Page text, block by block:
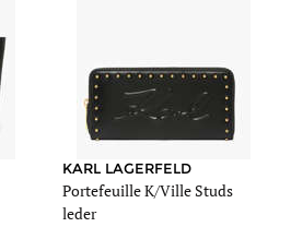
KARL LAGERFELD
Portefeuille K/Ville Studs
leder